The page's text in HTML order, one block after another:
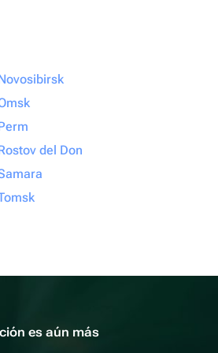
del Don
es aún más